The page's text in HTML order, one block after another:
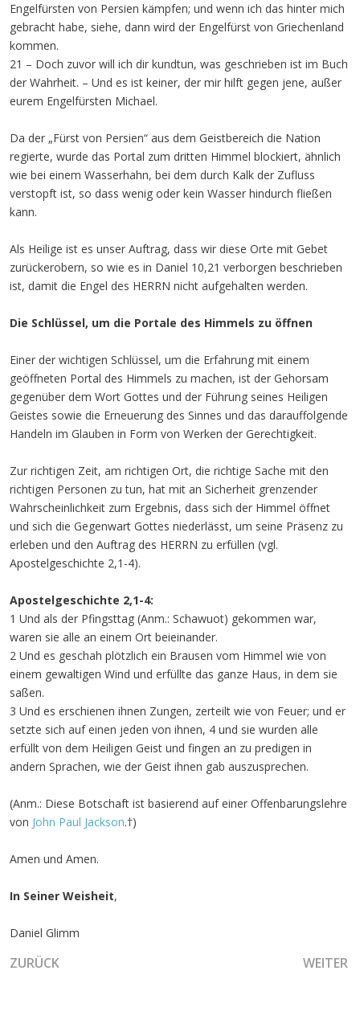
Engelfürsten von Persien kämpfen; und wenn ich das hinter mich
gebracht habe, siehe, dann wird der Engelfürst von Griechenland
kommen.
21 – Doch zuvor will ich dir kundtun, was geschrieben ist im Buch
der Wahrheit. – Und es ist keiner, der mir hilft gegen jene, außer
eurem Engelfürsten Michael.
Da der „Fürst von Persien“ aus dem Geistbereich die Nation
regierte, wurde das Portal zum dritten Himmel blockiert, ähnlich
wie bei einem Wasserhahn, bei dem durch Kalk der Zufluss
verstopft ist, so dass wenig oder kein Wasser hindurch fließen
kann.
Als Heilige ist es unser Auftrag, dass wir diese Orte mit Gebet
zurückerobern, so wie es in Daniel 10,21 verborgen beschrieben
ist, damit die Engel des HERRN nicht aufgehalten werden.
Die Schlüssel, um die Portale des Himmels zu öffnen
Einer der wichtigen Schlüssel, um die Erfahrung mit einem
geöffneten Portal des Himmels zu machen, ist der Gehorsam
gegenüber dem Wort Gottes und der Führung seines Heiligen
Geistes sowie die Erneuerung des Sinnes und das darauffolgende
Handeln im Glauben in Form von Werken der Gerechtigkeit.
Zur richtigen Zeit, am richtigen Ort, die richtige Sache mit den
richtigen Personen zu tun, hat mit an Sicherheit grenzender
Wahrscheinlichkeit zum Ergebnis, dass sich der Himmel öffnet
und sich die Gegenwart Gottes niederlässt, um seine Präsenz zu
erleben und den Auftrag des HERRN zu erfüllen (vgl.
Apostelgeschichte 2,1-4).
Apostelgeschichte 2,1-4:
1 Und als der Pfingsttag (Anm.: Schawuot) gekommen war,
waren sie alle an einem Ort beieinander.
2 Und es geschah plötzlich ein Brausen vom Himmel wie von
einem gewaltigen Wind und erfüllte das ganze Haus, in dem sie
saßen.
3 Und es erschienen ihnen Zungen, zerteilt wie von Feuer; und er
setzte sich auf einen jeden von ihnen, 4 und sie wurden alle
erfüllt von dem Heiligen Geist und fingen an zu predigen in
andern Sprachen, wie der Geist ihnen gab auszusprechen.
(Anm.: Diese Botschaft ist basierend auf einer Offenbarungslehre
von John Paul Jackson.†)
Amen und Amen.
In Seiner Weisheit,
Daniel Glimm
VORHERIGER BEITRAG: EINE NEUE ÄRA DER
ZURÜCK WEITER